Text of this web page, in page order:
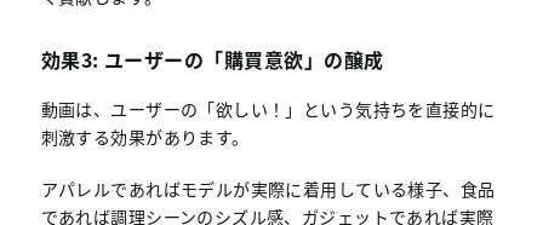
効果3: ユーザーの「購買意欲」の醸成
動画は、ユーザーの「欲しい！」という気持ちを直接的に
刺激する効果があります。
アパレルであればモデルが実際に着用している様子、食品
であれば調理シーンのシズル感、ガジェットであれば実際